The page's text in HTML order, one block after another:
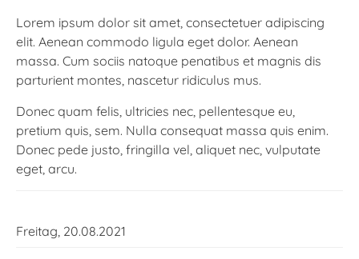
Lorem ipsum dolor sit amet, consectetuer adipiscing
elit. Aenean commodo ligula eget dolor. Aenean
massa. Cum sociis natoque penatibus et magnis dis
parturient montes, nascetur ridiculus mus.
Donec quam felis, ultricies nec, pellentesque eu,
pretium quis, sem. Nulla consequat massa quis enim.
Donec pede justo, fringilla vel, aliquet nec, vulputate
eget, arcu.
Freitag, 20.08.2021